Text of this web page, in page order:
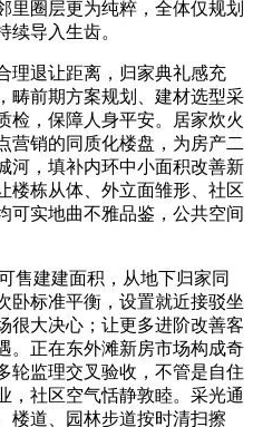
里圈层更为纯粹，全体仅规划
续导入生齿。
退让距离，归家典礼感充
畴前期方案规划、建材选型采
检，保障人身平安。居家炊火
营销的同质化楼盘，为房产二
河，填补内环中小面积改善新
楼栋从体、外立面雏形、社区
可实地曲不雅品鉴，公共空间
建建面积，从地下归家同
卧标准平衡，设置就近接驳坐
很大决心；让更多进阶改善客
。正在东外滩新房市场构成奇
轮监理交叉验收，不管是自住
，社区空气恬静敦睦。采光通
楼道、园林步道按时清扫擦